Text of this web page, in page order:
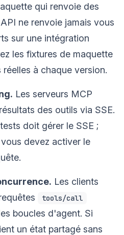
qui renvoie des
ne renvoie jamais vous
sur une intégration
les fixtures de maquette
à chaque version.
Les serveurs MCP
des outils via SSE.
doit gérer le SSE ;
devez activer le
Les clients
tools/call
boucles d'agent. Si
un état partagé sans